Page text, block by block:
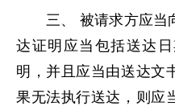
三、 被请求方应当
达证明应当包括送达
明，并且应当由送达文
果无法执行送达，则应